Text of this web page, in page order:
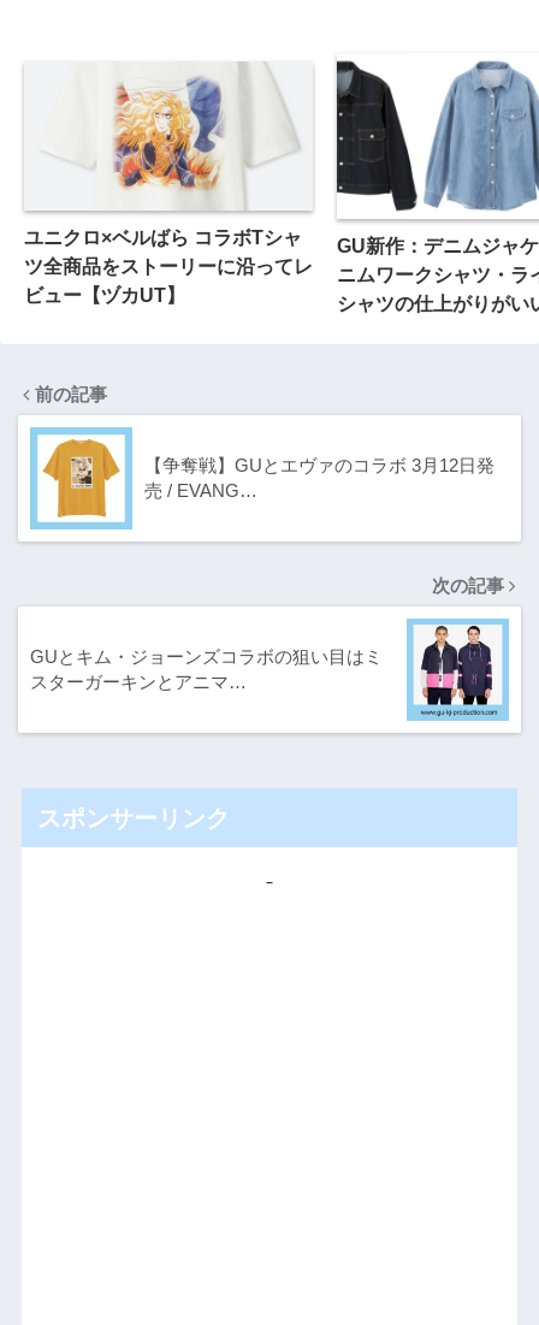
ユニクロ×ベルばら コラボTシャ
ツ全商品をストーリーに沿ってレ
ビュー【ヅカUT】
GU新作：デニムジャ
ニムワークシャツ・ラ
シャツの仕上がりがい
前の記事
【争奪戦】GUとエヴァのコラボ 3月12日発
売 / EVANG…
次の記事
GUとキム・ジョーンズコラボの狙い目はミ
スターガーキンとアニマ…
スポンサーリンク